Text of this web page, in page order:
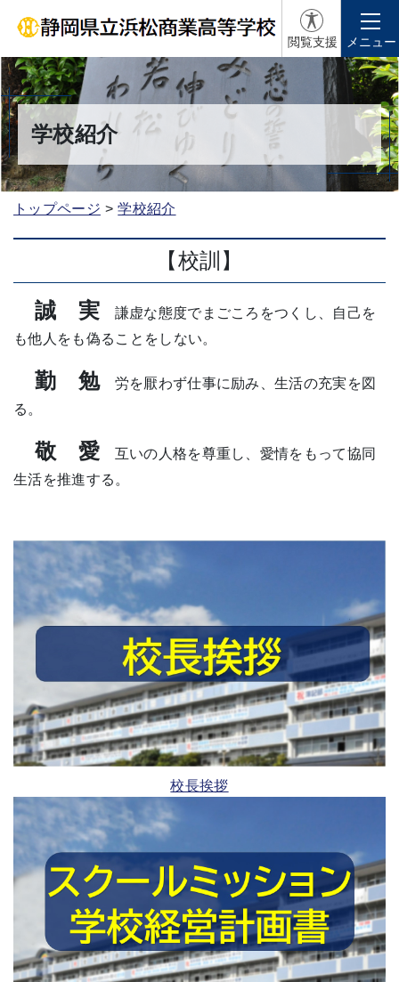
閲覧支援 メニュー
学校紹介
トップページ 学校紹介
【校訓】
誠 実 謙虚な態度でまごころをつくし、自己を
も他人をも偽ることをしない。
勤 勉労を厭わず仕事に励み、生活の充実を図
る。
敬 愛 互いの人格を尊重し、愛情をもって協同
生活を推進する。
校長挨拶